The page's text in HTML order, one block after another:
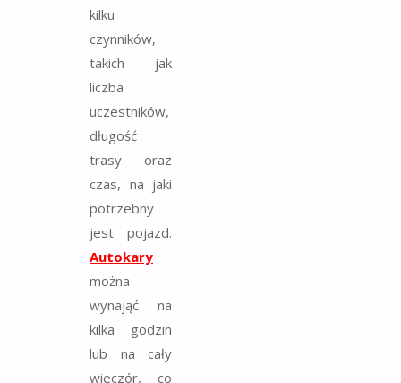
kilku
czynników,
takich jak
liczba
uczestników,
długość
trasy oraz
czas, na jaki
potrzebny
jest pojazd.
Autokary
można
wynająć na
kilka godzin
lub na cały
wieczór, co